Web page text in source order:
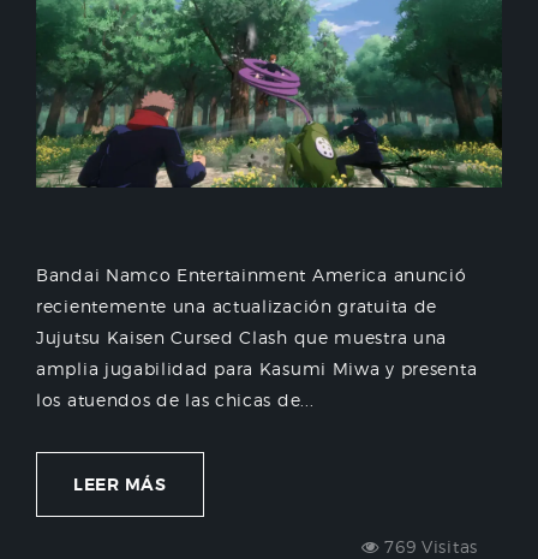
Bandai Namco Entertainment America anunció
recientemente una actualización gratuita de
Jujutsu Kaisen Cursed Clash que muestra una
amplia jugabilidad para Kasumi Miwa y presenta
los atuendos de las chicas de...
LEER MÁS
769 Visitas